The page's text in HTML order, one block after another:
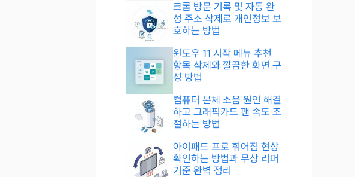
크롬 방문 기록 및 자동 완
성 주소 삭제로 개인정보 보
호하는 방법
윈도우 11 시작 메뉴 추천
항목 삭제와 깔끔한 화면 구
성 방법
컴퓨터 본체 소음 원인 해결
하고 그래픽카드 팬 속도 조
절하는 방법
아이패드 프로 휘어짐 현상
확인하는 방법과 무상 리퍼
기준 완벽 정리